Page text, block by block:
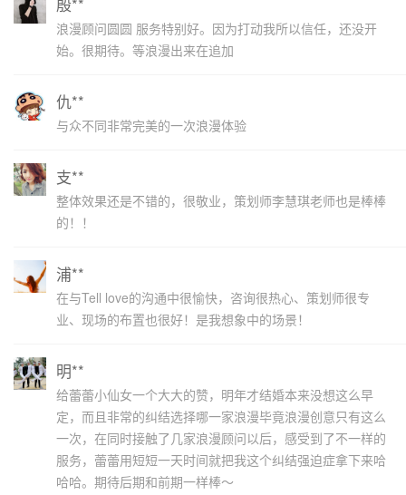
浪漫顾问圆圆 服务特别好。因为打动我所以信任，还没开
始。很期待。等浪漫出来在追加
仇**
与众不同非常完美的一次浪漫体验
支**
整体效果还是不错的，很敬业，策划师李慧琪老师也是棒棒
的！！
浦**
在与Tell love的沟通中很愉快，咨询很热心、策划师很专
业、现场的布置也很好！是我想象中的场景！
明**
给蕾蕾小仙女一个大大的赞，明年才结婚本来没想这么早
定，而且非常的纠结选择哪一家浪漫毕竟浪漫创意只有这么
一次，在同时接触了几家浪漫顾问以后，感受到了不一样的
服务，蕾蕾用短短一天时间就把我这个纠结强迫症拿下来哈
哈哈。期待后期和前期一样棒～